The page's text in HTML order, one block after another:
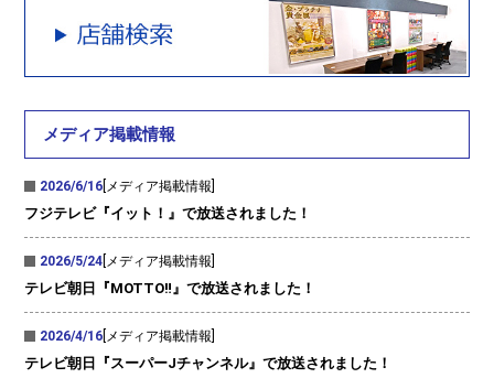
メディア掲載情報
2026/6/16 [メディア掲載情報]
フジテレビ『イット！』で放送されました！
2026/5/24 [メディア掲載情報]
テレビ朝日『MOTTO‼』で放送されました！
2026/4/16 [メディア掲載情報]
テレビ朝日『スーパーJチャンネル』で放送されました！